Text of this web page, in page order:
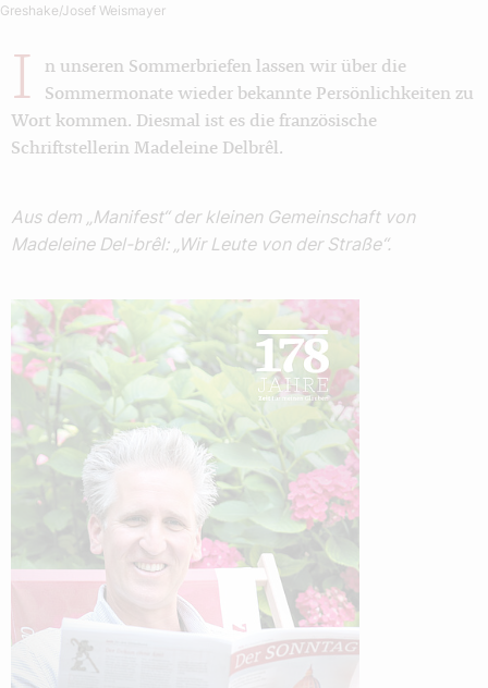
Greshake/Josef Weismayer
I
n unseren Sommerbriefen lassen wir über die
Sommermonate wieder bekannte Persönlichkeiten zu
Wort kommen. Diesmal ist es die französische
Schriftstellerin Madeleine Delbrêl.
Aus dem „Manifest“ der kleinen Gemeinschaft von
Madeleine Del-brêl: „Wir Leute von der Straße“.